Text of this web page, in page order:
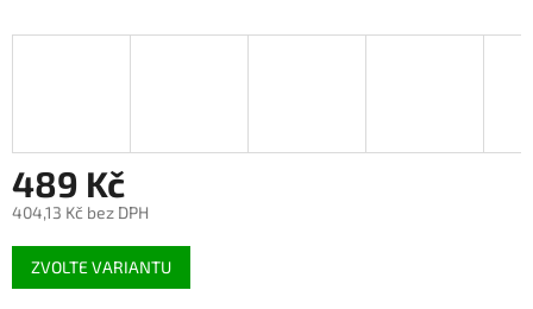
489 Kč
404,13 Kč bez DPH
Měrná
cena:
ZVOLTE VARIANTU